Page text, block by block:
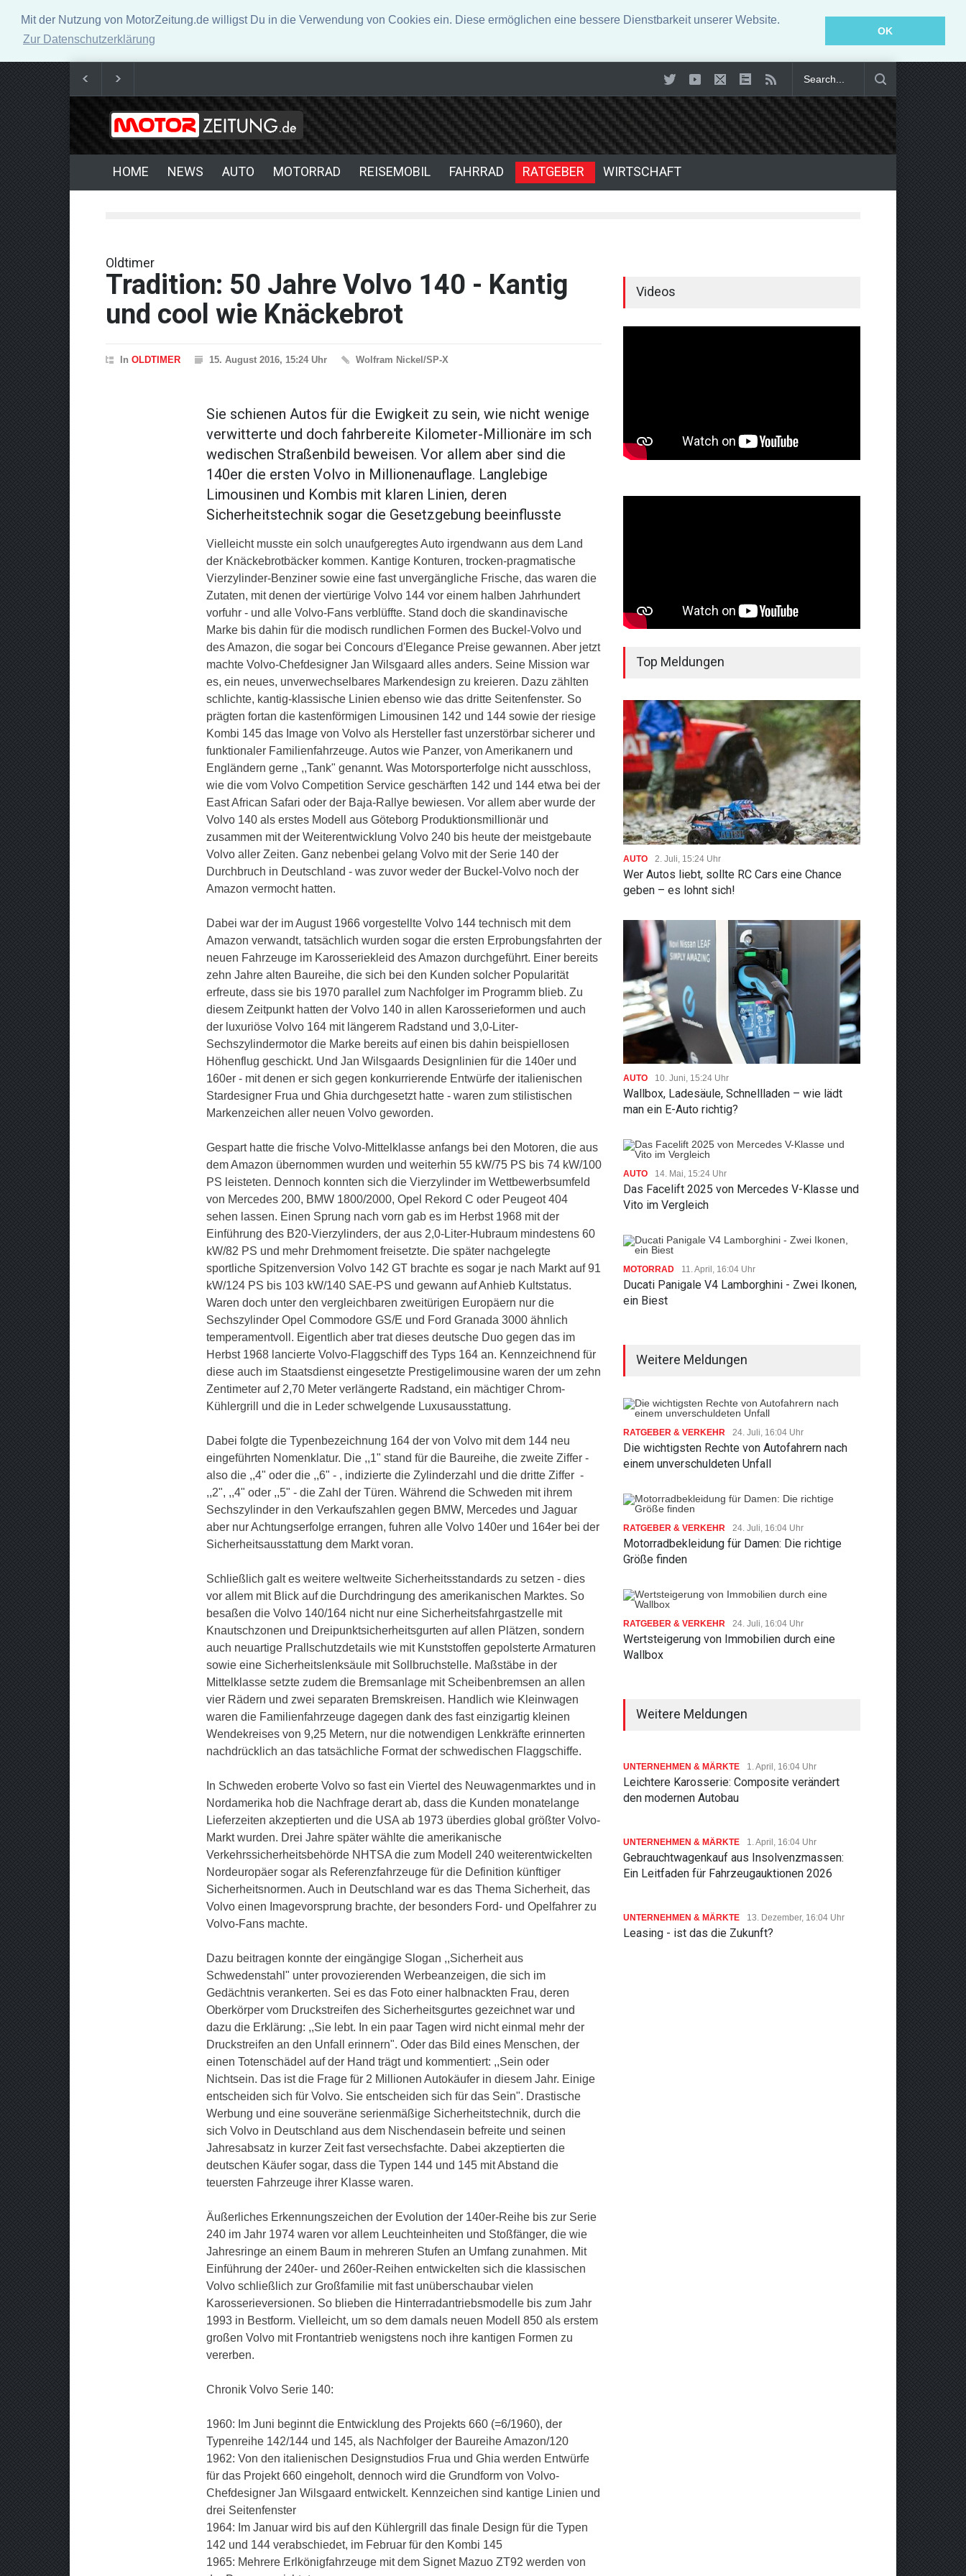
Mit der Nutzung von MotorZeitung.de willigst Du in die Verwendung von Cookies ein. Diese ermöglichen eine bessere Dienstbarkeit unserer Website.
Zur Datenschutzerklärung
OK
Kardanwellen im Fahrzeugbau: Die unsichtbaren Helden der Kraftübertragung Smart-Tech im Auto oder digitaler Begleiter: Was bringt moderne Innenausstattung?
Neue Horizonte der Performance: Fortschritte in der Turbolader-Technologie
HOME NEWS AUTO MOTORRAD REISEMOBIL FAHRRAD RATGEBER WIRTSCHAFT
Oldtimer
Tradition: 50 Jahre Volvo 140 - Kantig
und cool wie Knäckebrot
In OLDTIMER 15. August 2016, 15:24 Uhr Wolfram Nickel/SP-X
Sie schienen Autos für die Ewigkeit zu sein, wie nicht wenige
verwitterte und doch fahrbereite Kilometer-Millionäre im sch
wedischen Straßenbild beweisen. Vor allem aber sind die
140er die ersten Volvo in Millionenauflage. Langlebige
Limousinen und Kombis mit klaren Linien, deren
Sicherheitstechnik sogar die Gesetzgebung beeinflusste
Vielleicht musste ein solch unaufgeregtes Auto irgendwann aus dem Land
der Knäckebrotbäcker kommen. Kantige Konturen, trocken-pragmatische
Vierzylinder-Benziner sowie eine fast unvergängliche Frische, das waren die
Zutaten, mit denen der viertürige Volvo 144 vor einem halben Jahrhundert
vorfuhr - und alle Volvo-Fans verblüffte. Stand doch die skandinavische
Marke bis dahin für die modisch rundlichen Formen des Buckel-Volvo und
des Amazon, die sogar bei Concours d'Elegance Preise gewannen. Aber jetzt
machte Volvo-Chefdesigner Jan Wilsgaard alles anders. Seine Mission war
es, ein neues, unverwechselbares Markendesign zu kreieren. Dazu zählten
schlichte, kantig-klassische Linien ebenso wie das dritte Seitenfenster. So
prägten fortan die kastenförmigen Limousinen 142 und 144 sowie der riesige
Kombi 145 das Image von Volvo als Hersteller fast unzerstörbar sicherer und
funktionaler Familienfahrzeuge. Autos wie Panzer, von Amerikanern und
Engländern gerne ,,Tank" genannt. Was Motorsporterfolge nicht ausschloss,
wie die vom Volvo Competition Service geschärften 142 und 144 etwa bei der
East African Safari oder der Baja-Rallye bewiesen. Vor allem aber wurde der
Volvo 140 als erstes Modell aus Göteborg Produktionsmillionär und
zusammen mit der Weiterentwicklung Volvo 240 bis heute der meistgebaute
Volvo aller Zeiten. Ganz nebenbei gelang Volvo mit der Serie 140 der
Durchbruch in Deutschland - was zuvor weder der Buckel-Volvo noch der
Amazon vermocht hatten.
Dabei war der im August 1966 vorgestellte Volvo 144 technisch mit dem
Amazon verwandt, tatsächlich wurden sogar die ersten Erprobungsfahrten der
neuen Fahrzeuge im Karosseriekleid des Amazon durchgeführt. Einer bereits
zehn Jahre alten Baureihe, die sich bei den Kunden solcher Popularität
erfreute, dass sie bis 1970 parallel zum Nachfolger im Programm blieb. Zu
diesem Zeitpunkt hatten der Volvo 140 in allen Karosserieformen und auch
der luxuriöse Volvo 164 mit längerem Radstand und 3,0-Liter-
Sechszylindermotor die Marke bereits auf einen bis dahin beispiellosen
Höhenflug geschickt. Und Jan Wilsgaards Designlinien für die 140er und
160er - mit denen er sich gegen konkurrierende Entwürfe der italienischen
Stardesigner Frua und Ghia durchgesetzt hatte - waren zum stilistischen
Markenzeichen aller neuen Volvo geworden.
Gespart hatte die frische Volvo-Mittelklasse anfangs bei den Motoren, die aus
dem Amazon übernommen wurden und weiterhin 55 kW/75 PS bis 74 kW/100
PS leisteten. Dennoch konnten sich die Vierzylinder im Wettbewerbsumfeld
von Mercedes 200, BMW 1800/2000, Opel Rekord C oder Peugeot 404
sehen lassen. Einen Sprung nach vorn gab es im Herbst 1968 mit der
Einführung des B20-Vierzylinders, der aus 2,0-Liter-Hubraum mindestens 60
kW/82 PS und mehr Drehmoment freisetzte. Die später nachgelegte
sportliche Spitzenversion Volvo 142 GT brachte es sogar je nach Markt auf 91
kW/124 PS bis 103 kW/140 SAE-PS und gewann auf Anhieb Kultstatus.
Waren doch unter den vergleichbaren zweitürigen Europäern nur die
Sechszylinder Opel Commodore GS/E und Ford Granada 3000 ähnlich
temperamentvoll. Eigentlich aber trat dieses deutsche Duo gegen das im
Herbst 1968 lancierte Volvo-Flaggschiff des Typs 164 an. Kennzeichnend für
diese auch im Staatsdienst eingesetzte Prestigelimousine waren der um zehn
Zentimeter auf 2,70 Meter verlängerte Radstand, ein mächtiger Chrom-
Kühlergrill und die in Leder schwelgende Luxusausstattung.
Dabei folgte die Typenbezeichnung 164 der von Volvo mit dem 144 neu
eingeführten Nomenklatur. Die ,,1" stand für die Baureihe, die zweite Ziffer -
also die ,,4" oder die ,,6" - , indizierte die Zylinderzahl und die dritte Ziffer -
,,2", ,,4" oder ,,5" - die Zahl der Türen. Während die Schweden mit ihrem
Sechszylinder in den Verkaufszahlen gegen BMW, Mercedes und Jaguar
aber nur Achtungserfolge errangen, fuhren alle Volvo 140er und 164er bei der
Sicherheitsausstattung dem Markt voran.
Schließlich galt es weitere weltweite Sicherheitsstandards zu setzen - dies
vor allem mit Blick auf die Durchdringung des amerikanischen Marktes. So
besaßen die Volvo 140/164 nicht nur eine Sicherheitsfahrgastzelle mit
Knautschzonen und Dreipunktsicherheitsgurten auf allen Plätzen, sondern
auch neuartige Prallschutzdetails wie mit Kunststoffen gepolsterte Armaturen
sowie eine Sicherheitslenksäule mit Sollbruchstelle. Maßstäbe in der
Mittelklasse setzte zudem die Bremsanlage mit Scheibenbremsen an allen
vier Rädern und zwei separaten Bremskreisen. Handlich wie Kleinwagen
waren die Familienfahrzeuge dagegen dank des fast einzigartig kleinen
Wendekreises von 9,25 Metern, nur die notwendigen Lenkkräfte erinnerten
nachdrücklich an das tatsächliche Format der schwedischen Flaggschiffe.
In Schweden eroberte Volvo so fast ein Viertel des Neuwagenmarktes und in
Nordamerika hob die Nachfrage derart ab, dass die Kunden monatelange
Lieferzeiten akzeptierten und die USA ab 1973 überdies global größter Volvo-
Markt wurden. Drei Jahre später wählte die amerikanische
Verkehrssicherheitsbehörde NHTSA die zum Modell 240 weiterentwickelten
Nordeuropäer sogar als Referenzfahrzeuge für die Definition künftiger
Sicherheitsnormen. Auch in Deutschland war es das Thema Sicherheit, das
Volvo einen Imagevorsprung brachte, der besonders Ford- und Opelfahrer zu
Volvo-Fans machte.
Dazu beitragen konnte der eingängige Slogan ,,Sicherheit aus
Schwedenstahl" unter provozierenden Werbeanzeigen, die sich im
Gedächtnis verankerten. Sei es das Foto einer halbnackten Frau, deren
Oberkörper vom Druckstreifen des Sicherheitsgurtes gezeichnet war und
dazu die Erklärung: ,,Sie lebt. In ein paar Tagen wird nicht einmal mehr der
Druckstreifen an den Unfall erinnern". Oder das Bild eines Menschen, der
einen Totenschädel auf der Hand trägt und kommentiert: ,,Sein oder
Nichtsein. Das ist die Frage für 2 Millionen Autokäufer in diesem Jahr. Einige
entscheiden sich für Volvo. Sie entscheiden sich für das Sein". Drastische
Werbung und eine souveräne serienmäßige Sicherheitstechnik, durch die
sich Volvo in Deutschland aus dem Nischendasein befreite und seinen
Jahresabsatz in kurzer Zeit fast versechsfachte. Dabei akzeptierten die
deutschen Käufer sogar, dass die Typen 144 und 145 mit Abstand die
teuersten Fahrzeuge ihrer Klasse waren.
Äußerliches Erkennungszeichen der Evolution der 140er-Reihe bis zur Serie
240 im Jahr 1974 waren vor allem Leuchteinheiten und Stoßfänger, die wie
Jahresringe an einem Baum in mehreren Stufen an Umfang zunahmen. Mit
Einführung der 240er- und 260er-Reihen entwickelten sich die klassischen
Volvo schließlich zur Großfamilie mit fast unüberschaubar vielen
Karosserieversionen. So blieben die Hinterradantriebsmodelle bis zum Jahr
1993 in Bestform. Vielleicht, um so dem damals neuen Modell 850 als erstem
großen Volvo mit Frontantrieb wenigstens noch ihre kantigen Formen zu
vererben.
Chronik Volvo Serie 140:
1960: Im Juni beginnt die Entwicklung des Projekts 660 (=6/1960), der
Typenreihe 142/144 und 145, als Nachfolger der Baureihe Amazon/120
1962: Von den italienischen Designstudios Frua und Ghia werden Entwürfe
für das Projekt 660 eingeholt, dennoch wird die Grundform von Volvo-
Chefdesigner Jan Wilsgaard entwickelt. Kennzeichen sind kantige Linien und
drei Seitenfenster
1964: Im Januar wird bis auf den Kühlergrill das finale Design für die Typen
142 und 144 verabschiedet, im Februar für den Kombi 145
1965: Mehrere Erlkönigfahrzeuge mit dem Signet Mazuo ZT92 werden von
Videos
Top Meldungen
AUTO 2. Juli, 15:24 Uhr
Wer Autos liebt, sollte RC Cars eine Chance
geben – es lohnt sich!
AUTO 10. Juni, 15:24 Uhr
Wallbox, Ladesäule, Schnellladen – wie lädt
man ein E-Auto richtig?
AUTO 14. Mai, 15:24 Uhr
Das Facelift 2025 von Mercedes V-Klasse und
Vito im Vergleich
MOTORRAD 11. April, 16:04 Uhr
Ducati Panigale V4 Lamborghini - Zwei Ikonen,
ein Biest
Weitere Meldungen
RATGEBER & VERKEHR 24. Juli, 16:04 Uhr
Die wichtigsten Rechte von Autofahrern nach
einem unverschuldeten Unfall
RATGEBER & VERKEHR 24. Juli, 16:04 Uhr
Motorradbekleidung für Damen: Die richtige
Größe finden
RATGEBER & VERKEHR 24. Juli, 16:04 Uhr
Wertsteigerung von Immobilien durch eine
Wallbox
Weitere Meldungen
UNTERNEHMEN & MÄRKTE 1. April, 16:04 Uhr
Leichtere Karosserie: Composite verändert
den modernen Autobau
UNTERNEHMEN & MÄRKTE 1. April, 16:04 Uhr
Gebrauchtwagenkauf aus Insolvenzmassen:
Ein Leitfaden für Fahrzeugauktionen 2026
UNTERNEHMEN & MÄRKTE 13. Dezember, 16:04 Uhr
Leasing - ist das die Zukunft?